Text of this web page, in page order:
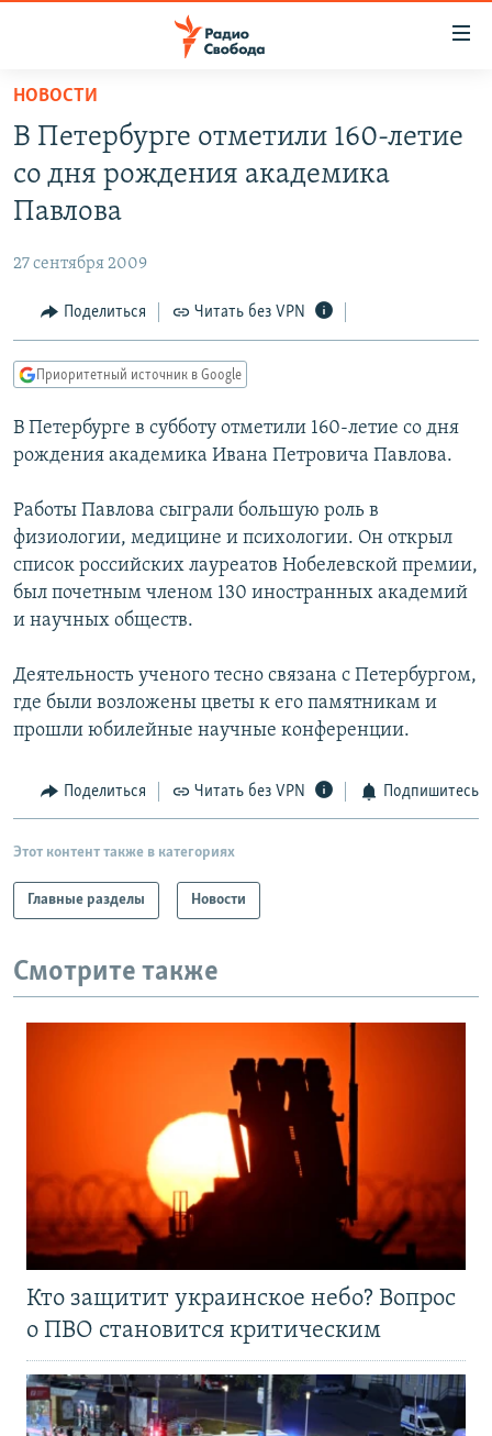
упрощенного
доступа
основному
Вернутся
Вернутся
поиску
ПРОГРАММЫ
ПОДКАСТЫ
АВТОРСКИЕ ПРОЕКТЫ
МНЕНИЯ
КУЛЬТУРА
КАВКАЗ.РЕАЛИИ
СЕВЕР.РЕАЛИИ
РАСПИСАНИЕ ВЕЩАНИЯ
ПОДПИШИТЕСЬ НА РАССЫЛКУ
СОЦИАЛЬНЫЕ СЕТИ
НОВОСТИ
В Петербурге отметили 160-летие
со дня рождения академика
Павлова
27 сентября 2009
Поделиться Читать без VPN
Приоритетный источник в Google
В Петербурге в субботу отметили 160-летие со дня
рождения академика Ивана Петровича Павлова.
Работы Павлова сыграли большую роль в
физиологии, медицине и психологии. Он открыл
список российских лауреатов Нобелевской премии,
был почетным членом 130 иностранных академий
и научных обществ.
Деятельность ученого тесно связана с Петербургом,
где были возложены цветы к его памятникам и
прошли юбилейные научные конференции.
Поделиться Читать без VPN Подпишитесь
Этот контент также в категориях
Главные разделы Новости
Смотрите также
Кто защитит украинское небо? Вопрос
о ПВО становится критическим